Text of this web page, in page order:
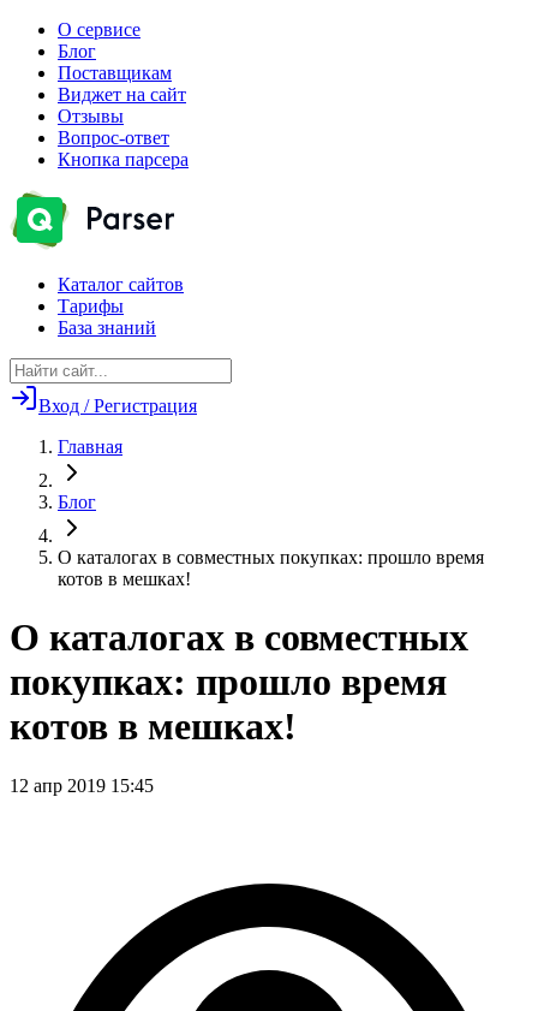
О сервисе
Блог
Поставщикам
Виджет на сайт
Отзывы
Вопрос-ответ
Кнопка парсера
Каталог сайтов
Тарифы
База знаний
Вход / Регистрация
Главная
Блог
О каталогах в совместных покупках: прошло время
котов в мешках!
О каталогах в совместных
покупках: прошло время
котов в мешках!
12 апр 2019 15:45